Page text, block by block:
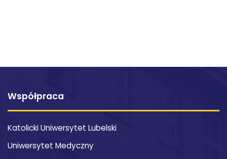
Współpraca
Katolicki Uniwersytet Lubelski
Uniwersytet Medyczny